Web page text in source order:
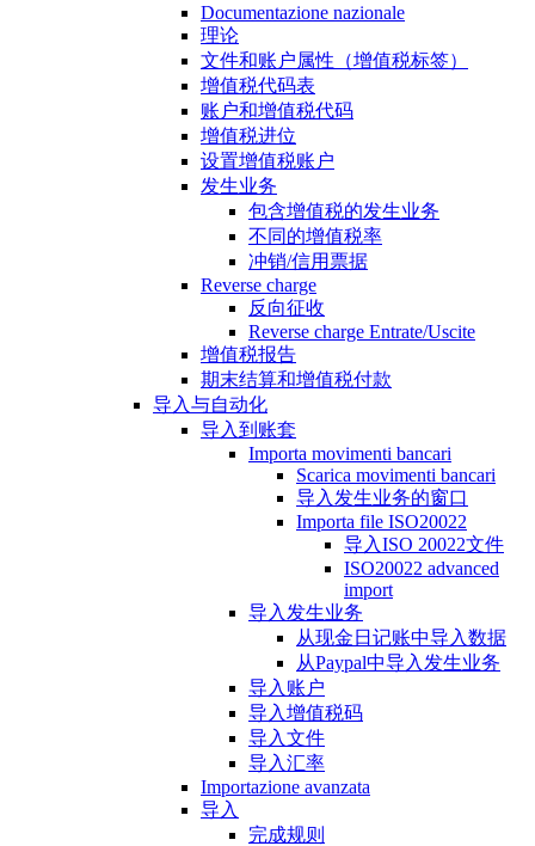
Documentazione nazionale
理论
文件和账户属性（增值税标签）
增值税代码表
账户和增值税代码
增值税进位
设置增值税账户
发生业务
包含增值税的发生业务
不同的增值税率
冲销/信用票据
Reverse charge
反向征收
Reverse charge Entrate/Uscite
增值税报告
期末结算和增值税付款
导入与自动化
导入到账套
Importa movimenti bancari
Scarica movimenti bancari
导入发生业务的窗口
Importa file ISO20022
导入ISO 20022文件
ISO20022 advanced
import
导入发生业务
从现金日记账中导入数据
从Paypal中导入发生业务
导入账户
导入增值税码
导入文件
导入汇率
Importazione avanzata
导入
完成规则